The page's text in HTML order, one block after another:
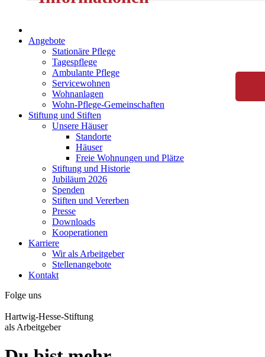
Angebote
Stationäre Pflege
Tagespflege
Ambulante Pflege
Servicewohnen
Wohnanlagen
Wohn-Pflege-Gemeinschaften
Stiftung und Stiften
Unsere Häuser
Standorte
Häuser
Freie Wohnungen und Plätze
Stiftung und Historie
Jubiläum 2026
Spenden
Stiften und Vererben
Presse
Downloads
Kooperationen
Karriere
Wir als Arbeitgeber
Stellenangebote
Kontakt
Folge uns
Hartwig-Hesse-Stiftung
als Arbeitgeber